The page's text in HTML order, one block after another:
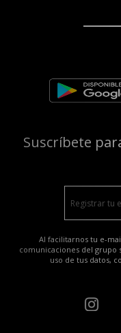
Suscríbete
Al facilitarnos tu e-
comunicaciones del grupo
uso de tus datos,